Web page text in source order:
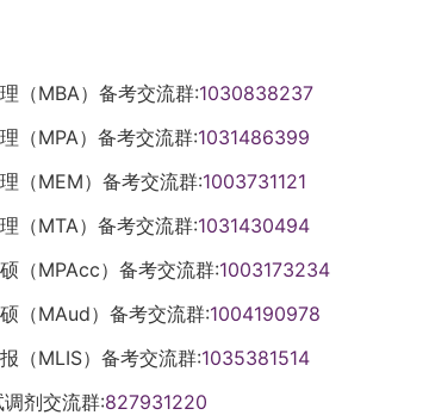
（MBA）备考交流群:1030838237
（MPA）备考交流群:1031486399
（MEM）备考交流群:1003731121
（MTA）备考交流群:1031430494
（MPAcc）备考交流群:1003173234
（MAud）备考交流群:1004190978
（MLIS）备考交流群:1035381514
剂交流群:827931220